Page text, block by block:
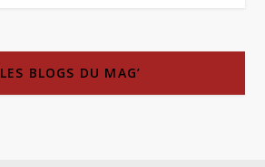
LES BLOGS DU MAG’